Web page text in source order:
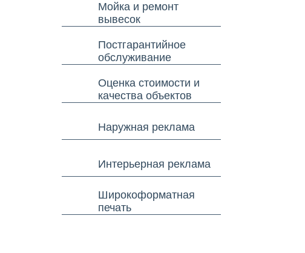
Мойка и ремонт
вывесок
Постгарантийное
обслуживание
Оценка стоимости и
качества объектов
Наружная реклама
Интерьерная реклама
Широкоформатная
печать